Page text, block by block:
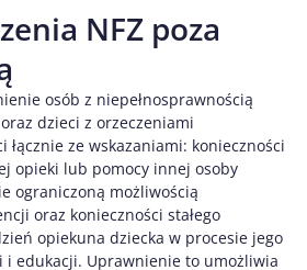
NFZ poza
osób z niepełnosprawnością
dzieci z orzeczeniami
łącznie ze wskazaniami: konieczności
opieki lub pomocy innej osoby
ograniczoną możliwością
oraz konieczności stałego
opiekuna dziecka w procesie jego
i edukacji. Uprawnienie to umożliwia